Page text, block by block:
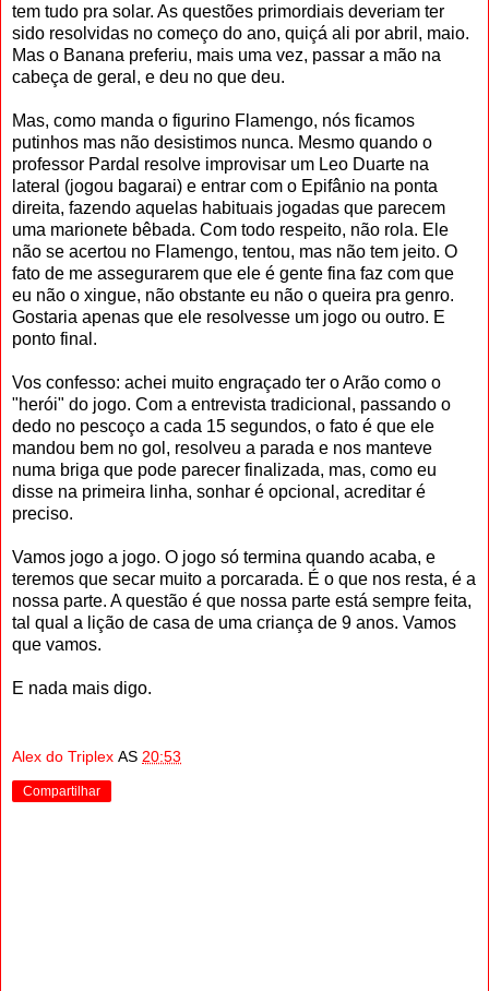
tem tudo pra solar. As questões primordiais deveriam ter
sido resolvidas no começo do ano, quiçá ali por abril, maio.
Mas o Banana preferiu, mais uma vez, passar a mão na
cabeça de geral, e deu no que deu.
Mas, como manda o figurino Flamengo, nós ficamos
putinhos mas não desistimos nunca. Mesmo quando o
professor Pardal resolve improvisar um Leo Duarte na
lateral (jogou bagarai) e entrar com o Epifânio na ponta
direita, fazendo aquelas habituais jogadas que parecem
uma marionete bêbada. Com todo respeito, não rola. Ele
não se acertou no Flamengo, tentou, mas não tem jeito. O
fato de me assegurarem que ele é gente fina faz com que
eu não o xingue, não obstante eu não o queira pra genro.
Gostaria apenas que ele resolvesse um jogo ou outro. E
ponto final.
Vos confesso: achei muito engraçado ter o Arão como o
"herói" do jogo. Com a entrevista tradicional, passando o
dedo no pescoço a cada 15 segundos, o fato é que ele
mandou bem no gol, resolveu a parada e nos manteve
numa briga que pode parecer finalizada, mas, como eu
disse na primeira linha, sonhar é opcional, acreditar é
preciso.
Vamos jogo a jogo. O jogo só termina quando acaba, e
teremos que secar muito a porcarada. É o que nos resta, é a
nossa parte. A questão é que nossa parte está sempre feita,
tal qual a lição de casa de uma criança de 9 anos. Vamos
que vamos.
E nada mais digo.
Alex do Triplex AS 20:53
Compartilhar